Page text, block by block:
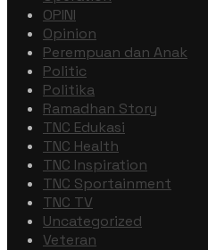
OPINI
Opinion
Perempuan dan Anak
Politic
Politika
Ramadhan Story
TNC Edukasi
TNC Health
TNC Inspiration
TNC Sportainment
TNC TV
Uncategorized
Veteran